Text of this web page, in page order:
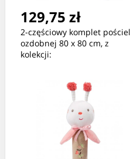
129,75 zł
2-częściowy komplet
ozdobnej 80 x 80 cm, z
kolekcji: